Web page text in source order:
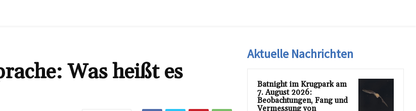
Was heißt es
Aktuelle Nachrichten
Batnight im Krugpark am
7. August 2026:
Beobachtungen, Fang und
Vermessung von